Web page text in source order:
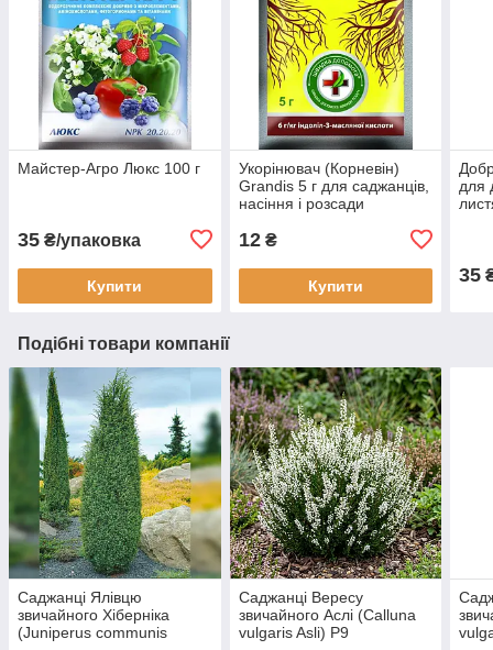
Майстер-Агро Люкс 100 г
35 ₴/упаковка
Купити
Укорінювач (Корневін)
Grandis 5 г для саджанців,
насіння і розсади
12₴
Купити
для
35
Подібні товари компанії
Саджанці Ялівцю
звичайного Хіберніка
(Juniperus communis
Саджанці Вересу
звичайного Аслі (Calluna
vulgaris Asli) P9